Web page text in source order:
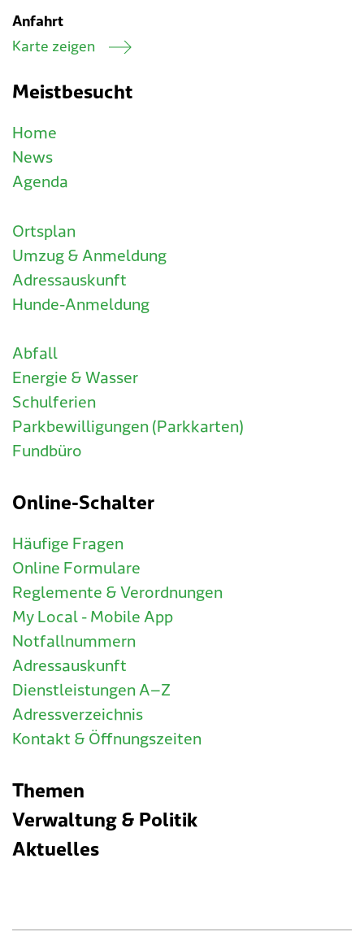
Anfahrt
Karte zeigen
Meistbesucht
Home
News
Agenda
Ortsplan
Umzug & Anmeldung
Adressauskunft
Hunde-Anmeldung
Abfall
Energie & Wasser
Schulferien
Parkbewilligungen (Parkkarten)
Fundbüro
Online-Schalter
Häufige Fragen
Online Formulare
Reglemente & Verordnungen
My Local - Mobile App
Notfallnummern
Adressauskunft
Dienstleistungen A–Z
Adressverzeichnis
Kontakt & Öffnungszeiten
Themen
Verwaltung & Politik
Aktuelles